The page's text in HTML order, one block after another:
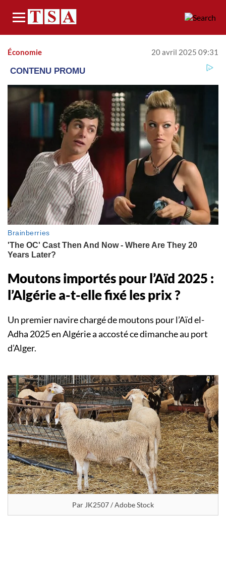
Menu
Économie 20 avril 2025 09:31
Moutons importés pour l’Aïd 2025 :
l’Algérie a-t-elle fixé les prix ?
Un premier navire chargé de moutons pour l’Aïd el-
Adha 2025 en Algérie a accosté ce dimanche au port
d’Alger.
Par JK2507 / Adobe Stock